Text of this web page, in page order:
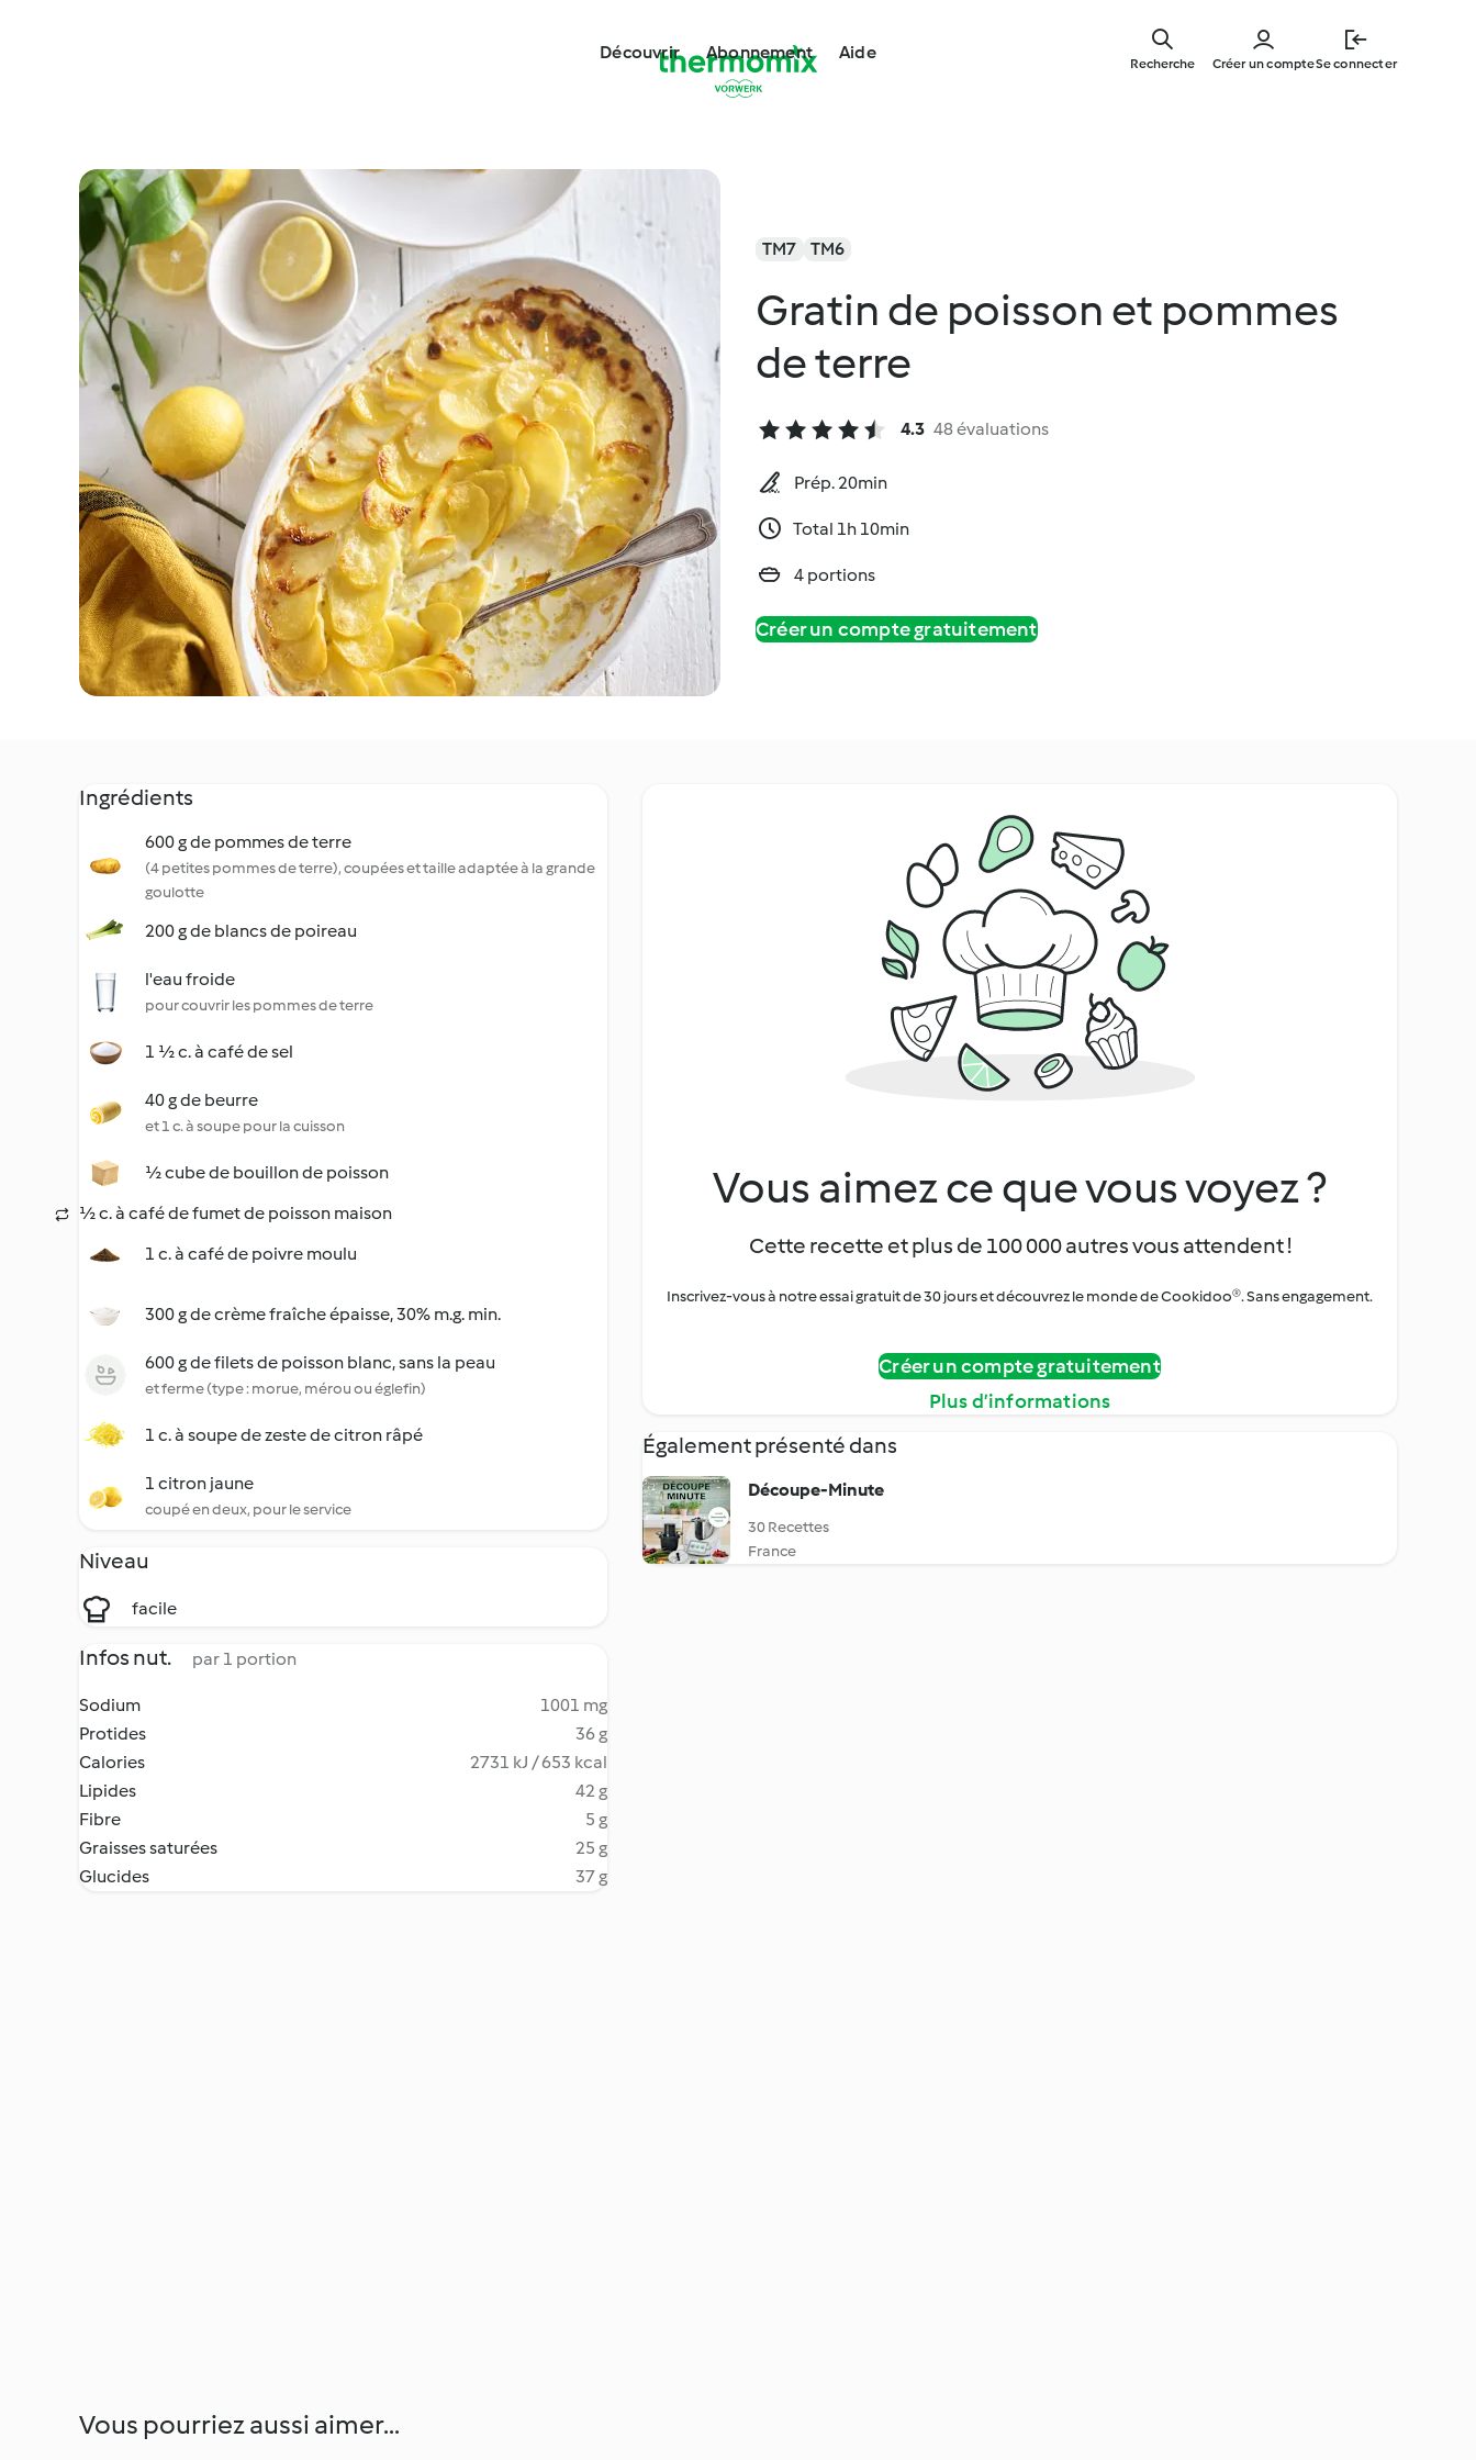
main
Découvrir Abonnement Aide
Créer un compteSe connecter
Recherche
TM7 TM6
Gratin de poisson et pommes
de terre
4.3 48 évaluations
Prép. 20min
Total 1h 10min
4 portions
Créer un compte gratuitement
Ingrédients
600 g de pommes de terre
(4 petites pommes de terre), coupées et taille adaptée à la grande
goulotte
200 g de blancs de poireau
l'eau froide
pour couvrir les pommes de terre
1 ½ c. à café de sel
40 g de beurre
et 1 c. à soupe pour la cuisson
½ cube de bouillon de poisson
½ c. à café de fumet de poisson maison
1 c. à café de poivre moulu
300 g de crème fraîche épaisse, 30% m.g. min.
600 g de filets de poisson blanc, sans la peau
et ferme (type : morue, mérou ou églefin)
1 c. à soupe de zeste de citron râpé
1 citron jaune
coupé en deux, pour le service
Niveau
facile
Infos nut. par 1 portion
Sodium
1001 mg
Protides
36 g
Calories
2731 kJ / 653 kcal
Lipides
42 g
Fibre
5 g
Graisses saturées
25 g
Glucides
37 g
Vous aimez ce que vous voyez ?
Cette recette et plus de 100 000 autres vous attendent !
Inscrivez-vous à notre essai gratuit de 30 jours et découvrez le monde de Cookidoo®. Sans engagement.
Créer un compte gratuitement
Plus d’informations
Également présenté dans
Découpe-Minute
30 Recettes
France
Vous pourriez aussi aimer...